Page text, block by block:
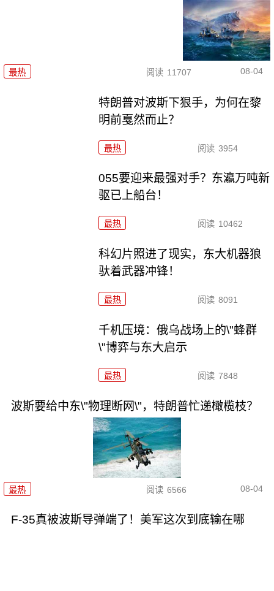
最热 阅读 11707 08-04
特朗普对波斯下狠手，为何在黎
明前戛然而止？
最热 阅读 3954
055要迎来最强对手？东瀛万吨新
驱已上船台！
最热 阅读 10462
科幻片照进了现实，东大机器狼
驮着武器冲锋！
最热 阅读 8091
千机压境：俄乌战场上的\"蜂群
\"博弈与东大启示
最热 阅读 7848
波斯要给中东\"物理断网\"，特朗普忙递橄榄枝？
最热 阅读 6566 08-04
F-35真被波斯导弹端了！美军这次到底输在哪